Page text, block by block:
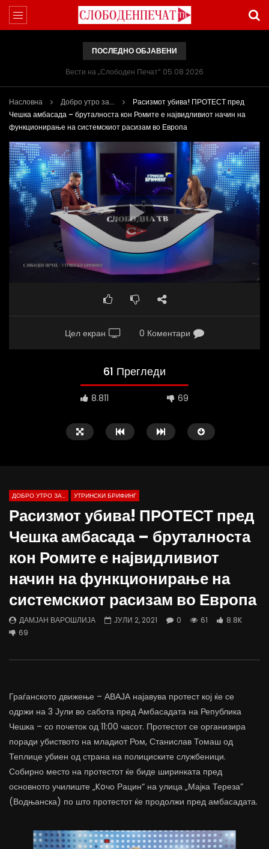
ПОСЛЕДНО ОБЈАВЕНИ
Вести на „Слободен Печат“ 05.08.2026
Насловна Добро утро за...
Расизмот убива! ПРОТЕСТ пред
Чешка амбасада – бруталноста кон Ромите е највидливиот начин на
функционирање на системскиот расизам во Европа
Цел екран 0 Коментари
61 Прегледи
8.811 69
Д-р Беговиќ: Обуката на лекарите
трае предолго за да дозволиме лесно
да го губиме стручниот кадар
ДАМЈАН ВАРОШЛИЈА
ЈУНИ 30, 2022
122
флексибилна држава
ДАМЈАН ВАРОШЛИЈА
ЈУНИ 30, 2022
1.7K
ДОБРО УТРО ЗА... УТРИНСКИ БРИФИНГ
Расизмот убива! ПРОТЕСТ пред
Чешка амбасада – бруталноста
кон Ромите е највидливиот
начин на функционирање на
системскиот расизам во Европа
ДАМЈАН ВАРОШЛИЈА ЈУЛИ 2, 2021 0 61
8.8K
69
Граѓанското движење – АВАЈА најавува протест кој ќе се
одржи на 3 Јули во сабота пред Амбасадата на Република
Чешка – со почеток од 11:00 часот. Протестот се организира
поради убиството на младиот Ром, Станислав Томаш од
Теплице убиен од страна на полициските службеници.
Собирно место на протестот ќе биде ширинката пред
основното училиште „Koчо Рацин“ на улица „Мајка Тереза”
(Водњанска) по што протестот ќе продолжи пред амбасадата.